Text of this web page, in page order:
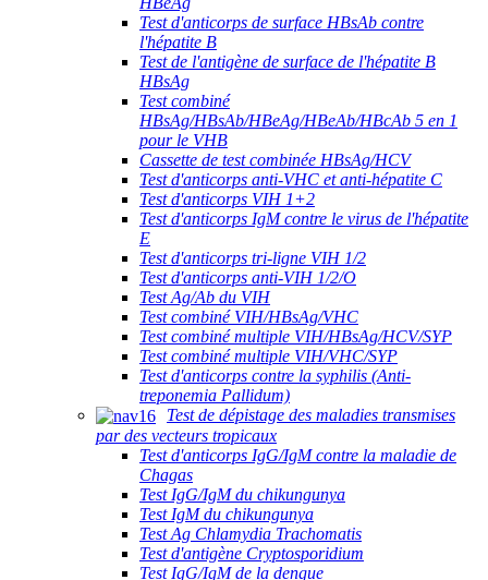
Test d'anticorps de surface HBsAb contre
l'hépatite B
Test de l'antigène de surface de l'hépatite B
HBsAg
Test combiné
HBsAg/HBsAb/HBeAg/HBeAb/HBcAb 5 en 1
pour le VHB
Cassette de test combinée HBsAg/HCV
Test d'anticorps anti-VHC et anti-hépatite C
Test d'anticorps VIH 1+2
Test d'anticorps IgM contre le virus de l'hépatite
E
Test d'anticorps tri-ligne VIH 1/2
Test d'anticorps anti-VIH 1/2/O
Test Ag/Ab du VIH
Test combiné VIH/HBsAg/VHC
Test combiné multiple VIH/HBsAg/HCV/SYP
Test combiné multiple VIH/VHC/SYP
Test d'anticorps contre la syphilis (Anti-
treponemia Pallidum)
Test de dépistage des maladies transmises
par des vecteurs tropicaux
Test d'anticorps IgG/IgM contre la maladie de
Chagas
Test IgG/IgM du chikungunya
Test IgM du chikungunya
Test Ag Chlamydia Trachomatis
Test d'antigène Cryptosporidium
Test IgG/IgM de la dengue